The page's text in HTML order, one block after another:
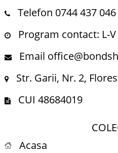
Telefon 0744 437 046
Program contact: L-V
Email
Str. Garii, Nr. 2,
CUI 48684019
Acasa